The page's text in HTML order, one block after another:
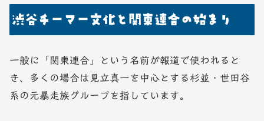
渋谷チーマー文化と関東連合の始まり
一般に「関東連合」という名前が報道で使われると
き、多くの場合は見立真一を中心とする杉並・世田谷
系の元暴走族グループを指しています。